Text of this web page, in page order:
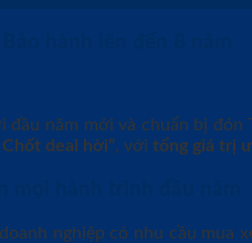
năm mới và chuẩn bị đón
deal hời”, với tổng giá trị
nghiệp có nhu cầu mua